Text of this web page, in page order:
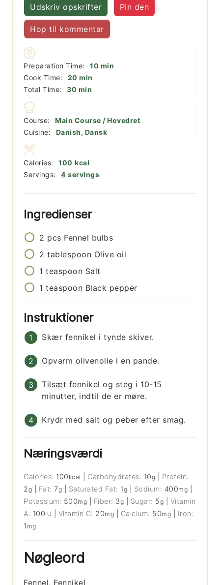
Udskriv opskrifter Pin den
Hop til kommentar
Preparation Time: 10 minutter
min
Cook Time:
20 minutter
min
Total Time:
30 minutter
min
Course:
Main Course / Hovedret
Cuisine:
Danish, Dansk
Servings: 4 servings
Calories: 100 kcal
Ingredienser
2 pcs Fennel bulbs
2 tablespoon Olive oil
1 teaspoon Salt
1 teaspoon Black pepper
Instruktioner
Skær fennikel i tynde skiver.
Opvarm olivenolie i en pande.
Tilsæt fennikel og steg i 10-15
minutter, indtil de er møre.
Krydr med salt og peber efter smag.
Næringsværdi
Calories: 100 kcal Carbohydrates: 10g
Protein:
2g Fat:7g Saturated Fat: 1g Sodium: 400mg
Potassium: 500mg Fiber: 3g Sugar: 5g
Vitamin
A: 100IU Vitamin C: 20mg Calcium: 50mg
Iron:
1 mg
Nøgleord
Fennel, Fennikel